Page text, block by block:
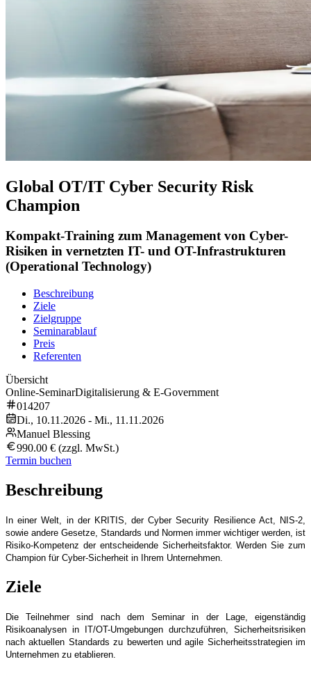
Global OT/IT Cyber Security Risk
Champion
Kompakt-Training zum Management von Cyber-
Risiken in vernetzten IT- und OT-Infrastrukturen
(Operational Technology)
Beschreibung
Ziele
Zielgruppe
Seminarablauf
Preis
Referenten
Übersicht
Online-SeminarDigitalisierung & E-Government
014207
Di., 10.11.2026 - Mi., 11.11.2026
Manuel Blessing
990.00 € (zzgl. MwSt.)
Termin buchen
Beschreibung
In einer Welt, in der KRITIS, der Cyber Security Resilience Act, NIS-2,
sowie andere Gesetze, Standards und Normen immer wichtiger werden, ist
Risiko-Kompetenz der entscheidende Sicherheitsfaktor. Werden Sie zum
Champion für Cyber-Sicherheit in Ihrem Unternehmen.
Ziele
Die Teilnehmer sind nach dem Seminar in der Lage, eigenständig
Risikoanalysen in IT/OT-Umgebungen durchzuführen, Sicherheitsrisiken
nach aktuellen Standards zu bewerten und agile Sicherheitsstrategien im
Unternehmen zu etablieren.